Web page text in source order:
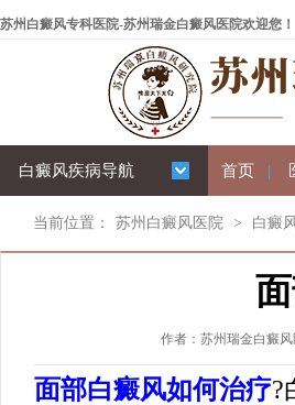
苏州白癜风专科医院-苏州瑞金白癜风医院欢迎您！
白癜风疾病导航 首页 |
当前位置： 苏州白癜风医院 > 白癜
作者：苏州瑞金白癜风
面部白癜风如何治疗?